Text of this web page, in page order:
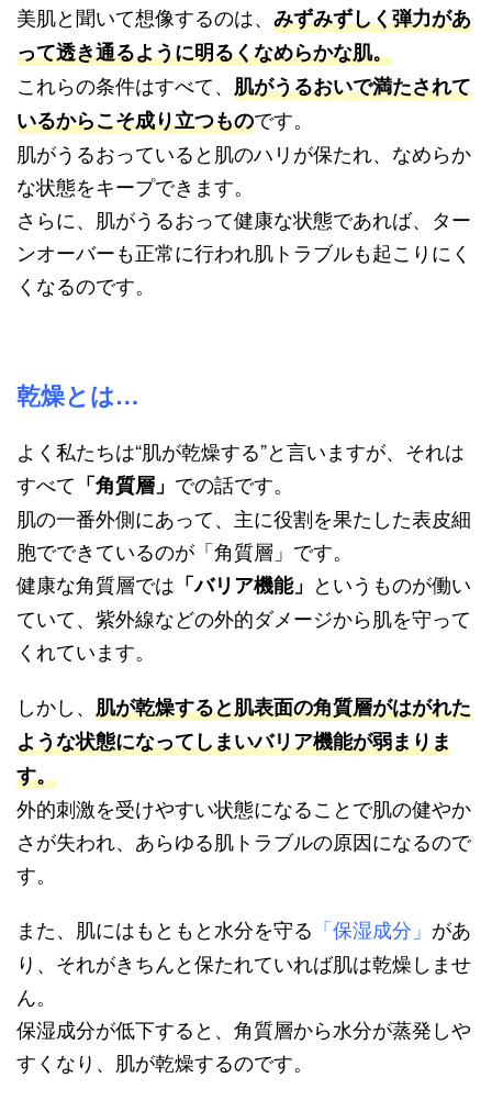
美肌と聞いて想像するのは、 みずみずしく弾力があ
って透き通るように明るくなめらかな肌。
これらの条件はすべて、 肌がうるおいで満たされて
いるからこそ成り立つものです。
肌がうるおっていると肌のハリが保たれ、なめらか
な状態をキープできます。
さらに、肌がうるおって健康な状態であれば、ター
ンオーバーも正常に行われ肌トラブルも起こりにく
くなるのです。
乾燥とは…
よく私たちは“肌が乾燥する”と言いますが、それは
すべて 「角質層」 での話です。
肌の一番外側にあって、主に役割を果たした表皮細
胞でできているのが「角質層」です。
健康な角質層では 「バリア機能」 というものが働い
ていて、紫外線などの外的ダメージから肌を守って
くれています。
しかし、 肌が乾燥すると肌表面の角質層がはがれた
ような状態になってしまいバリア機能が弱まりま
す。
外的刺激を受けやすい状態になることで肌の健やか
さが失われ、あらゆる肌トラブルの原因になるので
す。
また、肌にはもともと水分を守る 「保湿成分」 があ
り、それがきちんと保たれていれば肌は乾燥しませ
ん。
保湿成分が低下すると、角質層から水分が蒸発しや
すくなり、肌が乾燥するのです。